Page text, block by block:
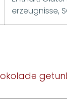
erzeugnisse,